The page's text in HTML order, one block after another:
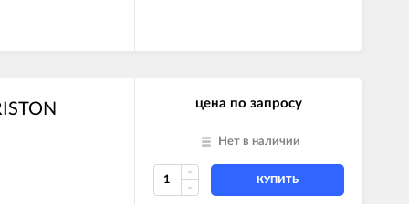
цена по запросу
Нет в наличии
КУПИТЬ